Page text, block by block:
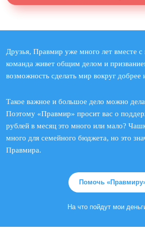
Друзья, Правмир уже много лет вместе
команда живет общим делом и
возможность сделать мир вокруг добрее
Такое важное и большое дело можно
Поэтому «Правмир» просит вас о
рублей в месяц это много или мало?
много для семейного бюджета, но это
Правмира.
Помочь
На что пойдут мои